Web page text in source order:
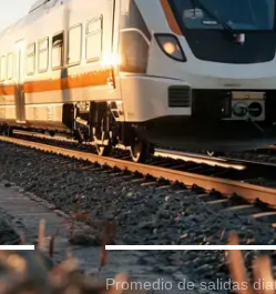
Promedio de salidas